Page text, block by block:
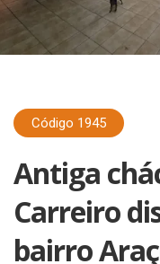
Código 1945
Antiga
Carreiro
bairro